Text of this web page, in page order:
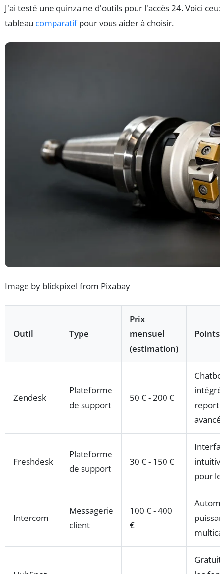
J'ai testé une quinzaine d'outils pour l'accès 24. Voici
tableau comparatifpour vous aider à choisir.
Image by blickpixel from Pixabay
Outil Type
Prix
mensuel
(estimation)
Zendesk
Plateforme
de support
50 € - 200 €
Freshdesk
Plateforme
de support
30 € - 150 €
pour
Intercom
Messagerie
client
100 € - 400
€